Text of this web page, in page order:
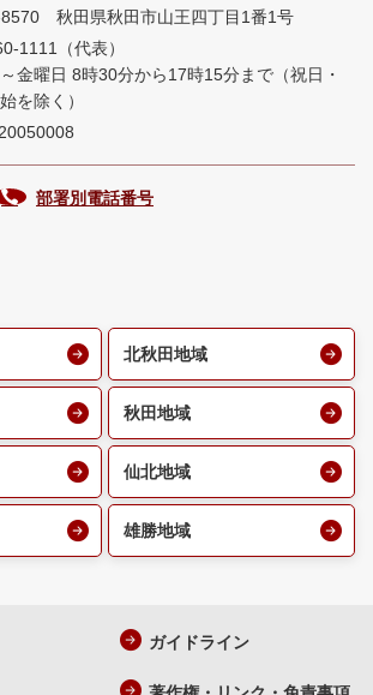
秋田県秋田市山王四丁目1番1号
1111（代表）
金曜日 8時30分から17時15分まで （祝日・
を除く）
部署別電話番号
北秋田地域
秋田地域
仙北地域
雄勝地域
ガイドライン